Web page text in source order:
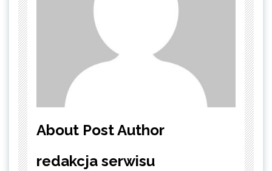
About Post Author
redakcja serwisu